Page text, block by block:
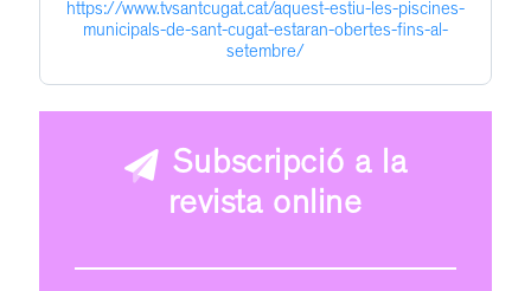
this
post
https://www.tvsantcugat.cat/aquest-estiu-les-piscines-
municipals-de-sant-cugat-estaran-obertes-fins-al-
setembre/
Subscripció a la
revista online